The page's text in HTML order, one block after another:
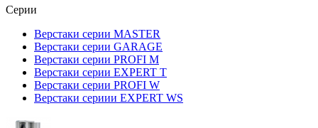
Серии
Верстаки серии MASTER
Верстаки серии GARAGE
Верстаки серии PROFI M
Верстаки серии EXPERT T
Верстаки серии PROFI W
Верстаки сериии EXPERT WS